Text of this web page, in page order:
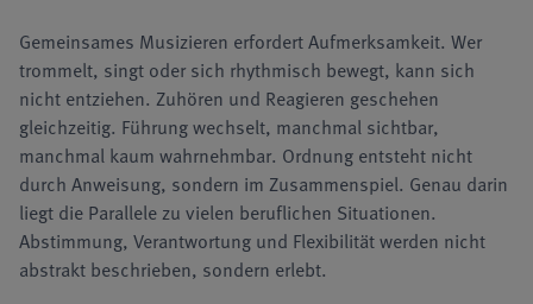
Gemeinsames Musizieren erfordert Aufmerksamkeit. Wer
trommelt, singt oder sich rhythmisch bewegt, kann sich
nicht entziehen. Zuhören und Reagieren geschehen
gleichzeitig. Führung wechselt, manchmal sichtbar,
manchmal kaum wahrnehmbar. Ordnung entsteht nicht
durch Anweisung, sondern im Zusammenspiel. Genau darin
liegt die Parallele zu vielen beruflichen Situationen.
Abstimmung, Verantwortung und Flexibilität werden nicht
abstrakt beschrieben, sondern erlebt.